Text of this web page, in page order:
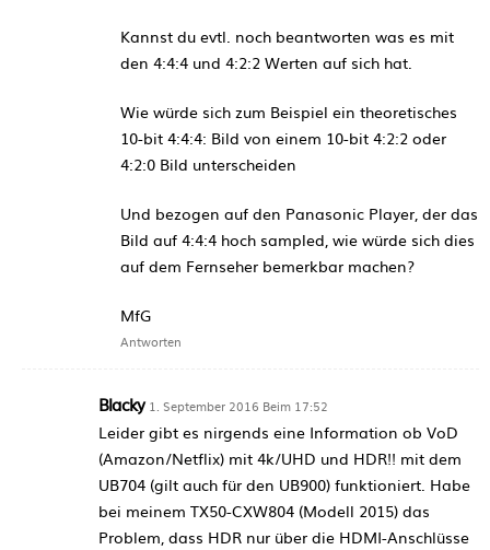
Kannst du evtl. noch beantworten was es mit
den 4:4:4 und 4:2:2 Werten auf sich hat.
Wie würde sich zum Beispiel ein theoretisches
10-bit 4:4:4: Bild von einem 10-bit 4:2:2 oder
4:2:0 Bild unterscheiden
Und bezogen auf den Panasonic Player, der das
Bild auf 4:4:4 hoch sampled, wie würde sich dies
auf dem Fernseher bemerkbar machen?
MfG
Antworten
Blacky 1. September 2016 Beim 17:52
Leider gibt es nirgends eine Information ob VoD
(Amazon/Netflix) mit 4k/UHD und HDR!! mit dem
UB704 (gilt auch für den UB900) funktioniert. Habe
bei meinem TX50-CXW804 (Modell 2015) das
Problem, dass HDR nur über die HDMI-Anschlüsse